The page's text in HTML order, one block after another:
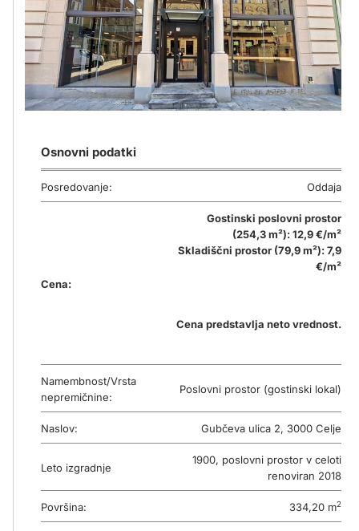
Osnovni podatki
Posredovanje: Oddaja
Cena:
Gostinski poslovni prostor
(254,3 m²): 12,9 €/m²
Skladiščni prostor (79,9 m²): 7,9
€/m²
Cena predstavlja neto vrednost.
Namembnost/Vrsta
nepremičnine:
Poslovni prostor (gostinski lokal)
Naslov: Gubčeva ulica 2, 3000 Celje
Leto izgradnje
1900, poslovni prostor v celoti
renoviran 2018
Površina: 334,20 m2